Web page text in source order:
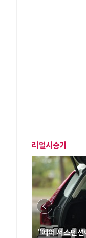
리얼시승기
"에어 서스펜션